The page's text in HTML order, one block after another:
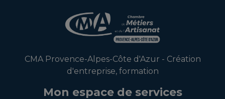
CMA Provence-Alpes-Côte d'Azur - Création
d'entreprise, formation
Mon espace de services